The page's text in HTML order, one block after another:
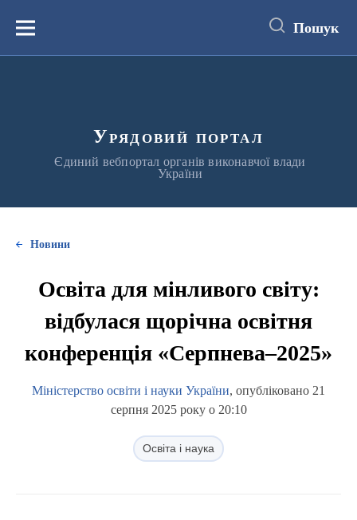
вмістуМеню Пошук
Урядовий портал
Єдиний вебпортал органів виконавчої влади
України
Новини
Освіта для мінливого світу:
відбулася щорічна освітня
конференція «Серпнева–2025»
Міністерство освіти і науки України, опубліковано 21
серпня 2025 року о 20:10
Освіта і наука